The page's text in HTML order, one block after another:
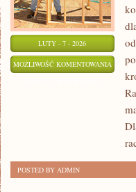
LUTY - 7 - 2026
MOŻLIWOŚĆ KOMENTOWANIA
POSTED BY ADMIN